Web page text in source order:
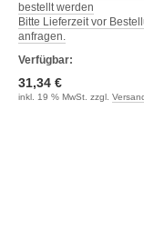
bestellt werden
Bitte Lieferzeit vor
anfragen.
Verfügbar:
31,34 €
inkl. 19 % MwSt. zzgl.